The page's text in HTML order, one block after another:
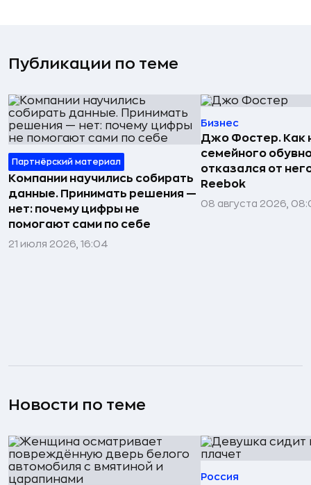
Публикации по теме
Партнёрский материал
Компании научились собирать
данные. Принимать решения —
нет: почему цифры не
помогают сами по себе
21 июля 2026, 16:04
Бизнес
Джо Фостер. Как
семейного
отказался от
Reebok
08 августа 2026,
Новости по теме
Россия